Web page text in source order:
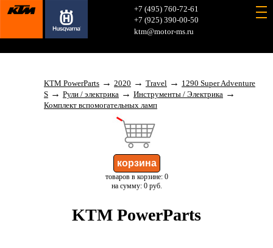
+7 (495) 760-72-61
+7 (925) 390-00-50
ktm@motor-ms.ru
KTM PowerParts → 2020 → Travel → 1290 Super Adventure
S → Рули / электрика → Инструменты / Электрика →
Комплект вспомогательных ламп
товаров в корзине: 0
на сумму: 0 руб.
KTM PowerParts